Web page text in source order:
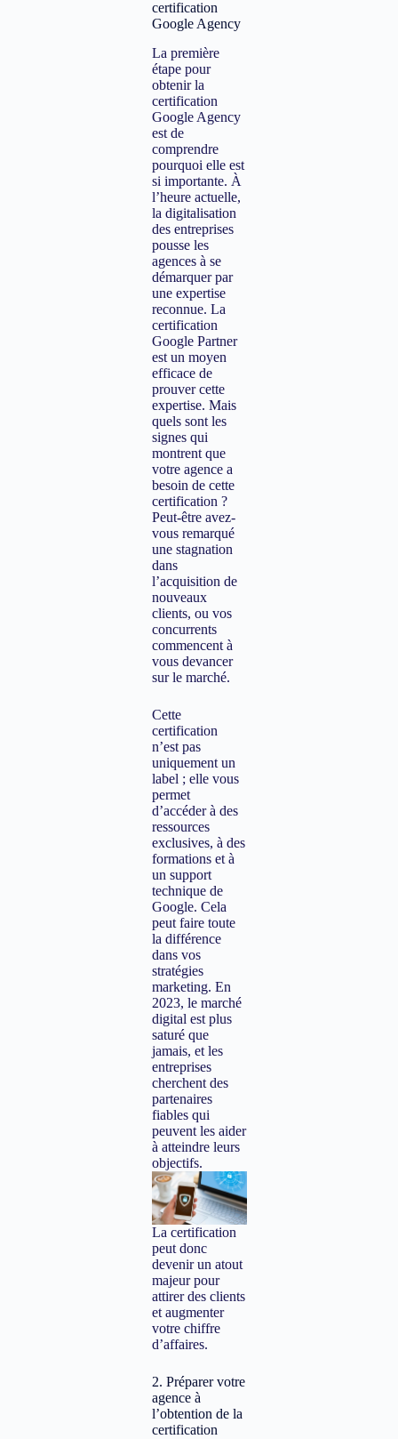
certification
Google Agency
La première
étape pour
obtenir la
certification
Google Agency
est de
comprendre
pourquoi elle est
si importante. À
l’heure actuelle,
la digitalisation
des entreprises
pousse les
agences à se
démarquer par
une expertise
reconnue. La
certification
Google Partner
est un moyen
efficace de
prouver cette
expertise. Mais
quels sont les
signes qui
montrent que
votre agence a
besoin de cette
certification ?
Peut-être avez-
vous remarqué
une stagnation
dans
l’acquisition de
nouveaux
clients, ou vos
concurrents
commencent à
vous devancer
sur le marché.
Cette
certification
n’est pas
uniquement un
label ; elle vous
permet
d’accéder à des
ressources
exclusives, à des
formations et à
un support
technique de
Google. Cela
peut faire toute
la différence
dans vos
stratégies
marketing. En
2023, le marché
digital est plus
saturé que
jamais, et les
entreprises
cherchent des
partenaires
fiables qui
peuvent les aider
à atteindre leurs
objectifs.
La certification
peut donc
devenir un atout
majeur pour
attirer des clients
et augmenter
votre chiffre
d’affaires.
2. Préparer votre
agence à
l’obtention de la
certification